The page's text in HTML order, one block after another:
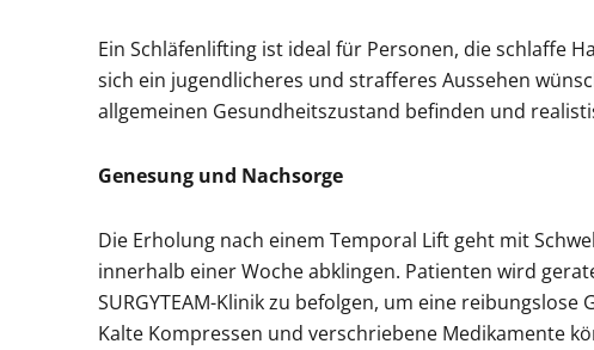
Ein Schläfenlifting ist ideal für Personen, die schlaffe
sich ein jugendlicheres und strafferes Aussehen
allgemeinen Gesundheitszustand befinden und
Genesung und Nachsorge
Die Erholung nach einem Temporal Lift geht mit
innerhalb einer Woche abklingen. Patienten wird
SURGYTEAM-Klinik zu befolgen, um eine
Kalte Kompressen und verschriebene Medikamente